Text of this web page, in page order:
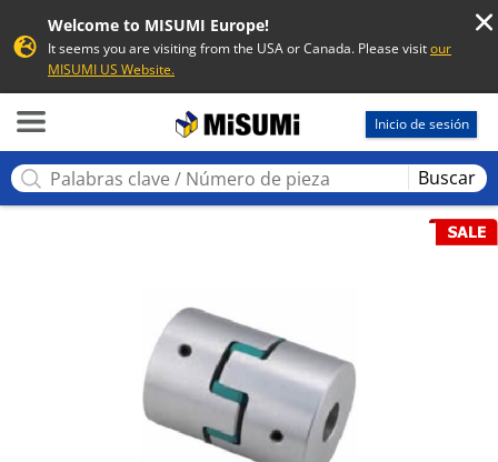
Welcome to MISUMI Europe!
It seems you are visiting from the USA or Canada. Please visitour
MISUMI US Website.
Inicio de sesión
Buscar